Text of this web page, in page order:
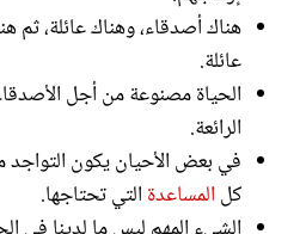
هناك أصدقاء، وهناك عائلة،
عائلة.
الحياة مصنوعة من أجل
الرائعة.
في بعض الأحيان يكون
كل المساعدة التي تحتاجها.